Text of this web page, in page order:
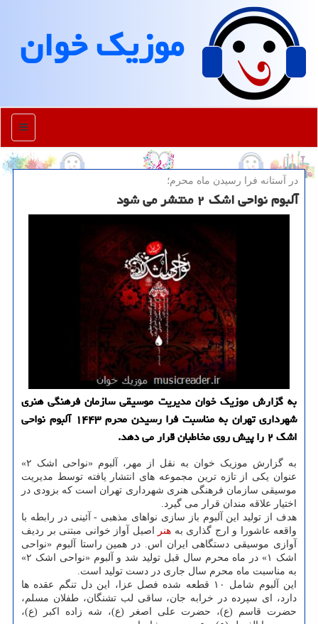
موزیك خوان
منو
در آستانه فرا رسیدن ماه محرم؛
آلبوم نواحی اشک ۲ منتشر می شود
به گزارش موزیک خوان مدیریت موسیقی سازمان فرهنگی هنری
شهرداری تهران به مناسبت فرا رسیدن محرم ۱۴۴۳ آلبوم نواحی
اشک ۲ را پیش روی مخاطبان قرار می دهد.
به گزارش موزیک خوان به نقل از مهر، آلبوم «نواحی اشک ۲»
عنوان یکی از تازه ترین مجموعه های انتشار یافته توسط مدیریت
موسیقی سازمان فرهنگی هنری شهرداری تهران است که بزودی در
اختیار علاقه مندان قرار می گیرد.
هدف از تولید این آلبوم باز سازی نواهای مذهبی - آئینی در رابطه با
واقعه عاشورا و ارج گذاری به هنر اصیل آواز خوانی مبتنی بر ردیف
آوازی موسیقی دستگاهی ایران اس. در همین راستا آلبوم «نواحی
اشک ۱» در ماه محرم سال قبل تولید شد و آلبوم «نواحی اشک ۲»
به مناسبت ماه محرم سال جاری در دست تولید است.
این آلبوم شامل ۱۰ قطعه شده فصل عزا، این دل تنگم عقده ها
دارد، ای سپرده در خرابه جان، ساقی لب تشنگان، طفلان مسلم،
حضرت قاسم (ع)، حضرت علی اصغر (ع)، شه زاده اکبر (ع)،